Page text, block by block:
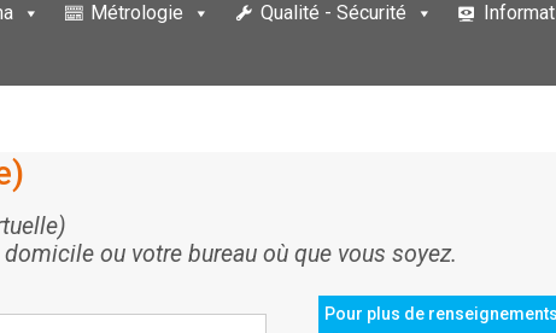
Métrologie Qualité - Sécurité
ou votre bureau où que vous soyez.
Pour plus de renseignements